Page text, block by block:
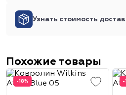
Узнать стоимость
Похожие товары
-18% -